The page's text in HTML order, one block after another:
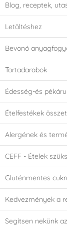
Blog, receptek,
Letöltéshez
Bevonó
Tortadarabok
Édesség-és
Ételfestékek
Alergének és
CEFF - Ételek
Gluténmentes
Kedvezmények a
Segítsen nekünk